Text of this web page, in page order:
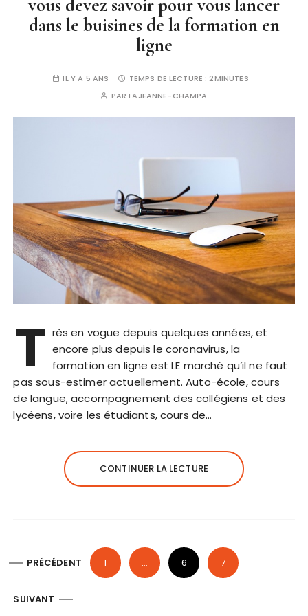
vous devez savoir pour vous lancer
dans le buisines de la formation en
ligne
IL Y A 5 ANS TEMPS DE LECTURE :2MINUTES
PARLAJEANNE-CHAMPA
T rès en vogue depuis quelques années, et
encore plus depuis le coronavirus, la
formation en ligne est LE marché qu’il ne faut
pas sous-estimer actuellement. Auto-école, cours
de langue, accompagnement des collégiens et des
lycéens, voire les étudiants, cours de…
CONTINUER LA LECTURE
g
PRÉCÉDENT 1 … 6 7
SUIVANT